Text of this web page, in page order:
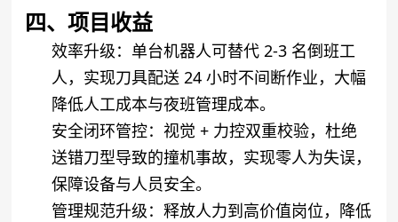
四、项目收益
效率升级：单台机器人可替代 2-3 名倒班工
人，实现刀具配送 24 小时不间断作业，大幅
降低人工成本与夜班管理成本。
安全闭环管控：视觉 + 力控双重校验，杜绝
送错刀型导致的撞机事故，实现零人为失误，
保障设备与人员安全。
管理规范升级：释放人力到高价值岗位，降低